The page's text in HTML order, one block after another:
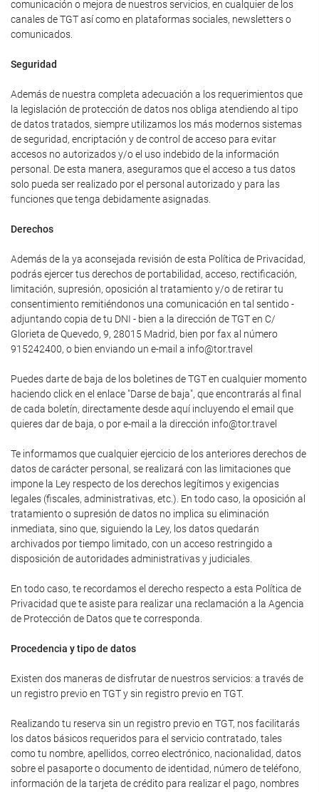
comunicación o mejora de nuestros servicios, en cualquier de los
canales de TGT así como en plataformas sociales, newsletters o
comunicados.
Seguridad
Además de nuestra completa adecuación a los requerimientos que
la legislación de protección de datos nos obliga atendiendo al tipo
de datos tratados, siempre utilizamos los más modernos sistemas
de seguridad, encriptación y de control de acceso para evitar
accesos no autorizados y/o el uso indebido de la información
personal. De esta manera, aseguramos que el acceso a tus datos
solo pueda ser realizado por el personal autorizado y para las
funciones que tenga debidamente asignadas.
Derechos
Además de la ya aconsejada revisión de esta Política de Privacidad,
podrás ejercer tus derechos de portabilidad, acceso, rectificación,
limitación, supresión, oposición al tratamiento y/o de retirar tu
consentimiento remitiéndonos una comunicación en tal sentido -
adjuntando copia de tu DNI - bien a la dirección de TGT en C/
Glorieta de Quevedo, 9, 28015 Madrid, bien por fax al número
915242400, o bien enviando un e-mail a info@tor.travel
Puedes darte de baja de los boletines de TGT en cualquier momento
haciendo click en el enlace "Darse de baja", que encontrarás al final
de cada boletín, directamente desde aquí incluyendo el email que
quieres dar de baja, o por e-mail a la dirección info@tor.travel
Te informamos que cualquier ejercicio de los anteriores derechos de
datos de carácter personal, se realizará con las limitaciones que
impone la Ley respecto de los derechos legítimos y exigencias
legales (fiscales, administrativas, etc.). En todo caso, la oposición al
tratamiento o supresión de datos no implica su eliminación
inmediata, sino que, siguiendo la Ley, los datos quedarán
archivados por tiempo limitado, con un acceso restringido a
disposición de autoridades administrativas y judiciales.
En todo caso, te recordamos el derecho respecto a esta Política de
Privacidad que te asiste para realizar una reclamación a la Agencia
de Protección de Datos que te corresponda.
Procedencia y tipo de datos
Existen dos maneras de disfrutar de nuestros servicios: a través de
un registro previo en TGT y sin registro previo en TGT.
Realizando tu reserva sin un registro previo en TGT, nos facilitarás
los datos básicos requeridos para el servicio contratado, tales
como tu nombre, apellidos, correo electrónico, nacionalidad, datos
sobre el pasaporte o documento de identidad, número de teléfono,
información de la tarjeta de crédito para realizar el pago, nombres